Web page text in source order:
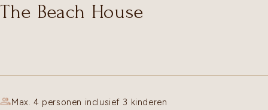
The Beach House
Max. 4 personen inclusief 3 kinderen